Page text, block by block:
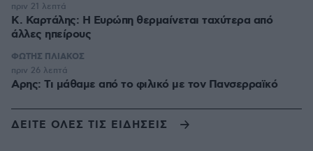
Κ. Καρτάλης: Η Ευρώπη θερμαίνεται ταχύτερα από
άλλες ηπείρους
πριν 21 λεπτά
ΦΩΤΗΣ ΠΛΙΑΚΟΣ
Αρης: Τι μάθαμε από το φιλικό με τον Πανσερραϊκό
πριν 26 λεπτά
ΔΕΙΤΕ ΟΛΕΣ ΤΙΣ ΕΙΔΗΣΕΙΣ